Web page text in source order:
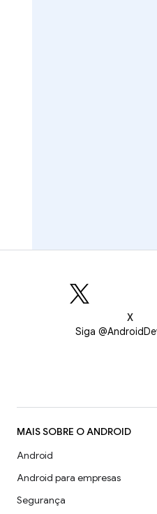
X
Siga
MAIS SOBRE O ANDROID
Android
Android para empresas
Segurança